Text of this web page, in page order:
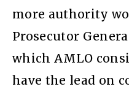
more authority
Prosecutor
which AMLO
have the lead on